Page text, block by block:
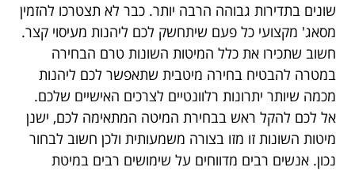
שונים בתדירות גבוהה הרבה יותר. כבר לא תצטרכו להזמין
מסאג' מקצועי כל פעם שיתחשק לכם ליהנות מעיסוי קצר.
חשוב שתכירו את כלל המיטות השונות טרם הבחירה
במטרה להבטיח בחירה מיטבית שתאפשר לכם ליהנות
מכמה שיותר יתרונות רלוונטיים לצרכים האישיים שלכם.
אל לכם להקל ראש בבחירת המיטה המתאימה לכם, ישנן
מיטות השונות זו מזו בצורה משמעותית ולכן חשוב לבחור
נכון. אנשים רבים מדווחים על שימושים רבים במיטת